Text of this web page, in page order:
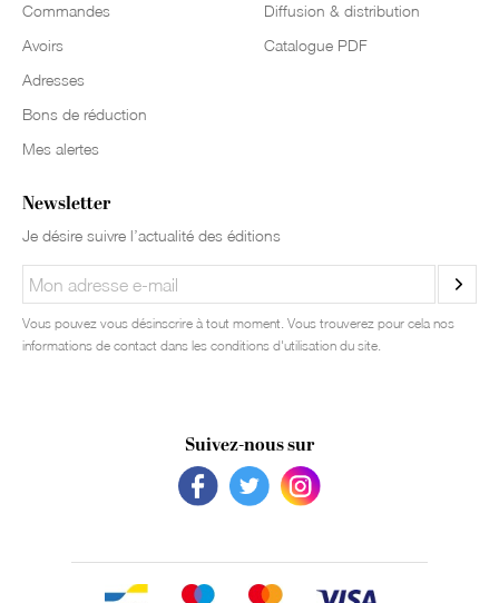
Commandes
Avoirs
Adresses
Bons de réduction
Mes alertes
Diffusion & distribution
Catalogue PDF
Newsletter
Je désire suivre l’actualité des éditions
Vous pouvez vous désinscrire à tout moment. Vous trouverez pour cela nos
informations de contact dans les conditions d'utilisation du site.
Suivez-nous sur